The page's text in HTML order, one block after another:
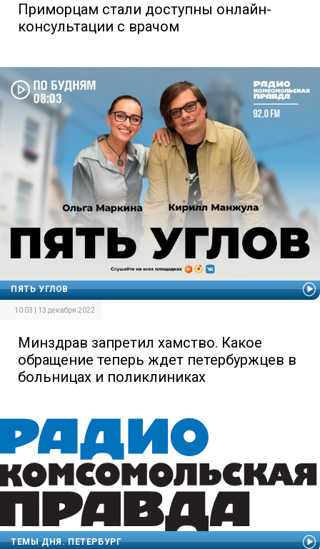
Приморцам стали доступны онлайн-
консультации с врачом
ПЯТЬ УГЛОВ
10:03 | 13 декабря 2022
Минздрав запретил хамство. Какое
обращение теперь ждет петербуржцев в
больницах и поликлиниках
ТЕМЫ ДНЯ. ПЕТЕРБУРГ